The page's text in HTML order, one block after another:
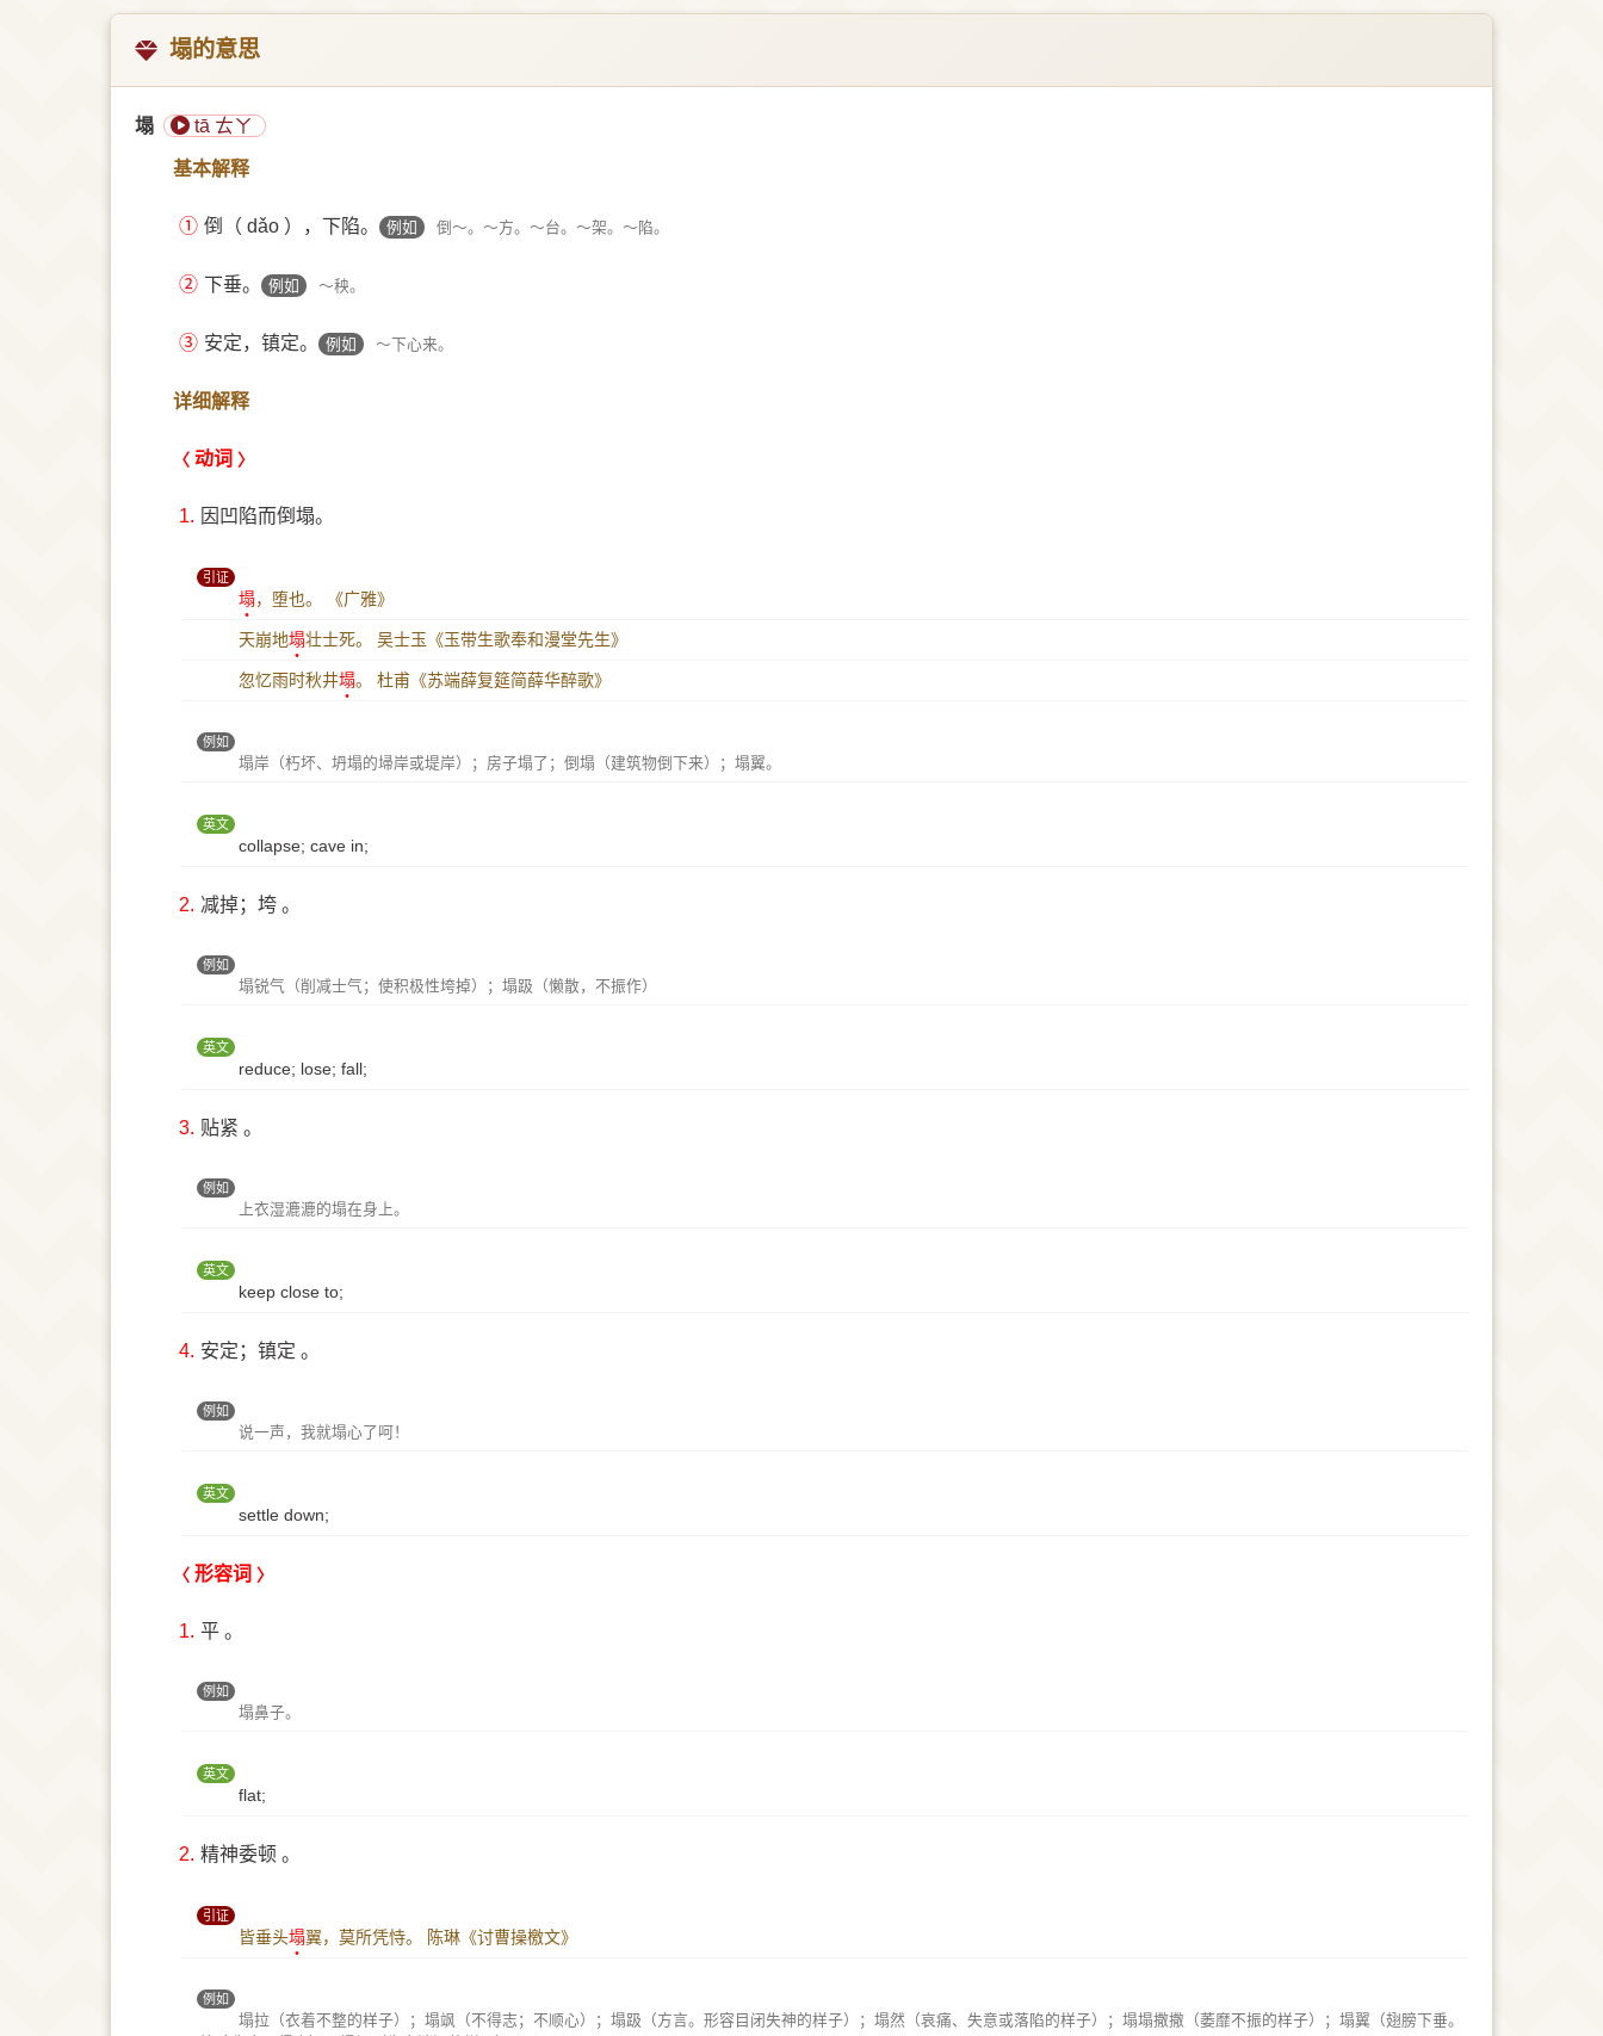
塌的意思
塌 tā ㄊㄚ
基本解释
① 倒（ dǎo ），下陷。 例如 倒～。～方。～台。～架。～陷。
② 下垂。 例如 ～秧。
③ 安定，镇定。 例如 ～下心来。
详细解释
动词
1. 因凹陷而倒塌。
引证
塌，堕也。 《广雅》
天崩地塌壮士死。 吴士玉《玉带生歌奉和漫堂先生》
忽忆雨时秋井塌。 杜甫《苏端薛复筵简薛华醉歌》
例如
塌岸（朽坏、坍塌的埽岸或堤岸）；房子塌了；倒塌（建筑物倒下来）；塌翼。
英文
collapse; cave in;
2. 减掉；垮 。
例如
塌锐气（削减士气；使积极性垮掉）；塌趿（懒散，不振作）
英文
reduce; lose; fall;
3. 贴紧 。
例如
上衣湿漉漉的塌在身上。
英文
keep close to;
4. 安定；镇定 。
例如
说一声，我就塌心了呵！
英文
settle down;
形容词
1. 平 。
例如
塌鼻子。
英文
flat;
2. 精神委顿 。
引证
皆垂头塌翼，莫所凭恃。 陈琳《讨曹操檄文》
例如
塌拉（衣着不整的样子）；塌飒（不得志；不顺心）；塌趿（方言。形容目闭失神的样子）；塌然（哀痛、失意或落陷的样子）；塌塌撒撒（萎靡不振的样子）；塌翼（翅膀下垂。